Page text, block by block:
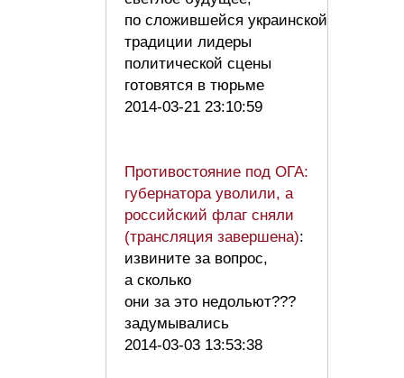
по сложившейся украинской
традиции лидеры
политической сцены
готовятся в тюрьме
2014-03-21 23:10:59
Противостояние под ОГА:
губернатора уволили, а
российский флаг сняли
(трансляция завершена):
извините за вопрос,
а сколько
они за это недольют???
задумывались
2014-03-03 13:53:38